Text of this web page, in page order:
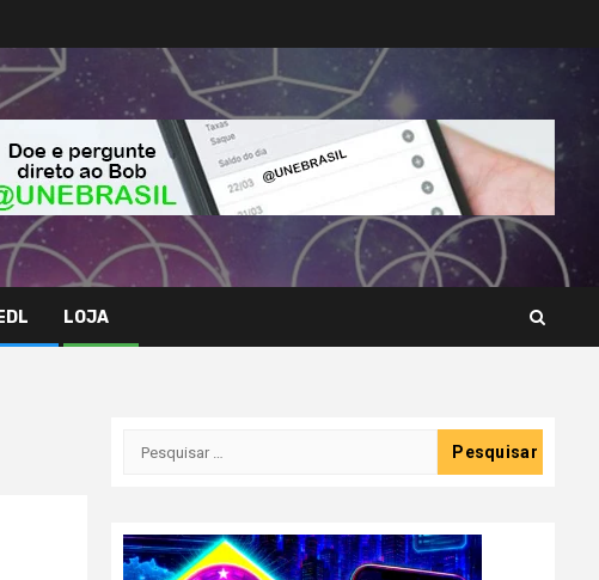
LOJA
Pesquisar